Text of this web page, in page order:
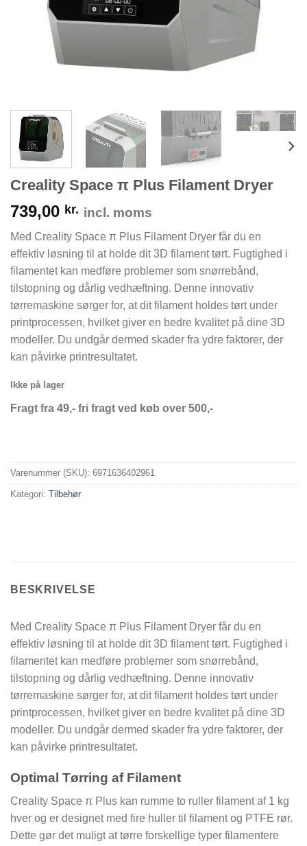
Creality Space π Plus Filament Dryer
739,00 kr. incl. moms
Med Creality Space π Plus Filament Dryer får du en
effektiv løsning til at holde dit 3D filament tørt. Fugtighed i
filamentet kan medføre problemer som snørrebånd,
tilstopning og dårlig vedhæftning. Denne innovativ
tørremaskine sørger for, at dit filament holdes tørt under
printprocessen, hvilket giver en bedre kvalitet på dine 3D
modeller. Du undgår dermed skader fra ydre faktorer, der
kan påvirke printresultatet.
Ikke på lager
Fragt fra 49,- fri fragt ved køb over 500,-
Varenummer (SKU): 6971636402961
Kategori: Tilbehør
BESKRIVELSE
Med Creality Space π Plus Filament Dryer får du en
effektiv løsning til at holde dit 3D filament tørt. Fugtighed i
filamentet kan medføre problemer som snørrebånd,
tilstopning og dårlig vedhæftning. Denne innovativ
tørremaskine sørger for, at dit filament holdes tørt under
printprocessen, hvilket giver en bedre kvalitet på dine 3D
modeller. Du undgår dermed skader fra ydre faktorer, der
kan påvirke printresultatet.
Optimal Tørring af Filament
Creality Space π Plus kan rumme to ruller filament af 1 kg
hver og er designet med fire huller til filament og PTFE rør.
Dette gør det muligt at tørre forskellige typer filamentere